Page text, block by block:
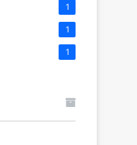
1
1
1